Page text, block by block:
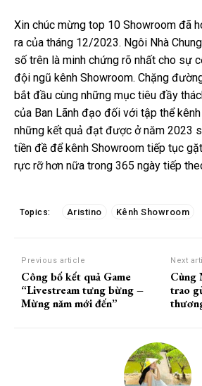
Xin chúc mừng top 10 Showroom đã
ra của tháng 12/2023. Ngôi Nhà
số trên là minh chứng rõ nhất cho sự
đội ngũ kênh Showroom. Chặng
bắt đầu cùng những mục tiêu đầy
của Ban Lãnh đạo đối với tập thể
những kết quả đạt được ở năm 2023
tiền đề để kênh Showroom tiếp tục
rực rỡ hơn nữa trong 365 ngày tiếp
Topics: Aristino Kênh Showroom
Previous article
Công bố kết quả Game
“Livestream tưng bừng –
Mừng năm mới đến”
Next
Cùng
trao